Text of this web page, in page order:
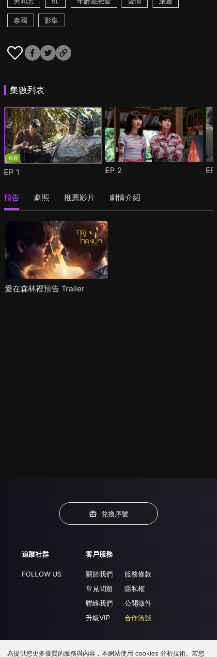
泰國 影集
集數列表
免費
EP 1 EP 2
預告 劇照 推薦影片 劇情介紹
愛在森林裡預告 Trailer
兌換序號
追蹤社群
FOLLOW US
客戶服務
關於我們
常見問題
聯絡我們
升級VIP
服務條款
隱私權
公開徵件
合作洽談
下載 APP
為提供您更多優質的服務與內容，本網站使用 cookies 分析技術。若您